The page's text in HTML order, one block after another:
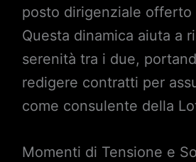
posto dirigenziale offerto
Questa dinamica aiuta a
serenità tra i due,
redigere contratti per
come consulente della
Momenti di Tensione e